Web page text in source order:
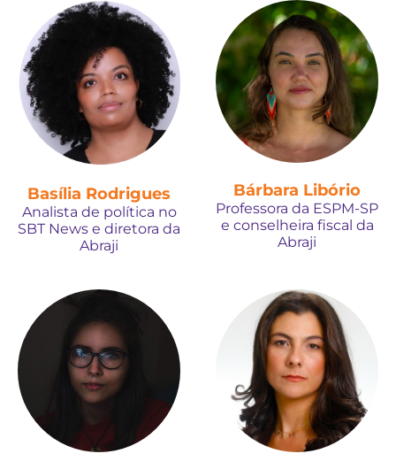
Basília Rodrigues
Analista de política no
SBT News e diretora da
Abraji
Bárbara Libório
Professora da ESPM-SP
e conselheira fiscal da
Abraji